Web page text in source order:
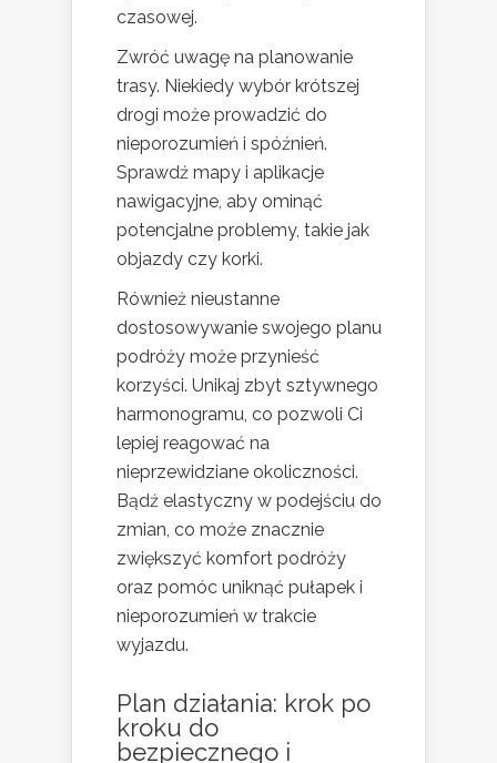
czasowej.
Zwróć uwagę na planowanie
trasy. Niekiedy wybór krótszej
drogi może prowadzić do
nieporozumień i spóźnień.
Sprawdź mapy i aplikacje
nawigacyjne, aby ominąć
potencjalne problemy, takie jak
objazdy czy korki.
Również nieustanne
dostosowywanie swojego planu
podróży może przynieść
korzyści. Unikaj zbyt sztywnego
harmonogramu, co pozwoli Ci
lepiej reagować na
nieprzewidziane okoliczności.
Bądź elastyczny w podejściu do
zmian, co może znacznie
zwiększyć komfort podróży
oraz pomóc uniknąć pułapek i
nieporozumień w trakcie
wyjazdu.
Plan działania: krok po
kroku do
bezpiecznego i